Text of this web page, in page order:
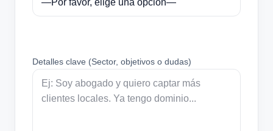
Detalles clave (Sector, objetivos o dudas)